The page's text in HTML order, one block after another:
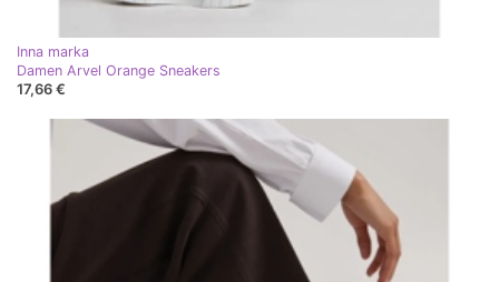
Inna marka
Damen Arvel Orange Sneakers
17,66 €